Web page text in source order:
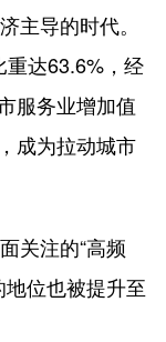
乡村振兴
能源
时尚
主导的时代。
达63.6%，经
服务业增加值
成为拉动城市
关注的“高频
位也被提升至